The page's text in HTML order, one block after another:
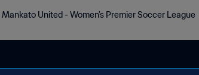
Mankato United - Women's Premier Soccer League